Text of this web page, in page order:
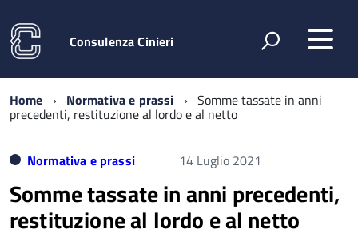
Consulenza Cinieri
Home Normativa e prassi Somme tassate in anni
precedenti, restituzione al lordo e al netto
Normativa e prassi 14 Luglio 2021
Somme tassate in anni precedenti,
restituzione al lordo e al netto